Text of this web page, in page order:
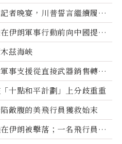
者晚宴，川普誓言繼續履行
伊朗軍事行動前向中國提供
影像
茲海峽
事支援從直接武器銷售轉向
十點和平計劃」上分歧重重
敵腹的美飛行員獲救始末
伊朗被擊落；一名飛行員失